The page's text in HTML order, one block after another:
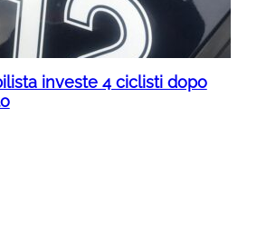
investe 4 ciclisti dopo